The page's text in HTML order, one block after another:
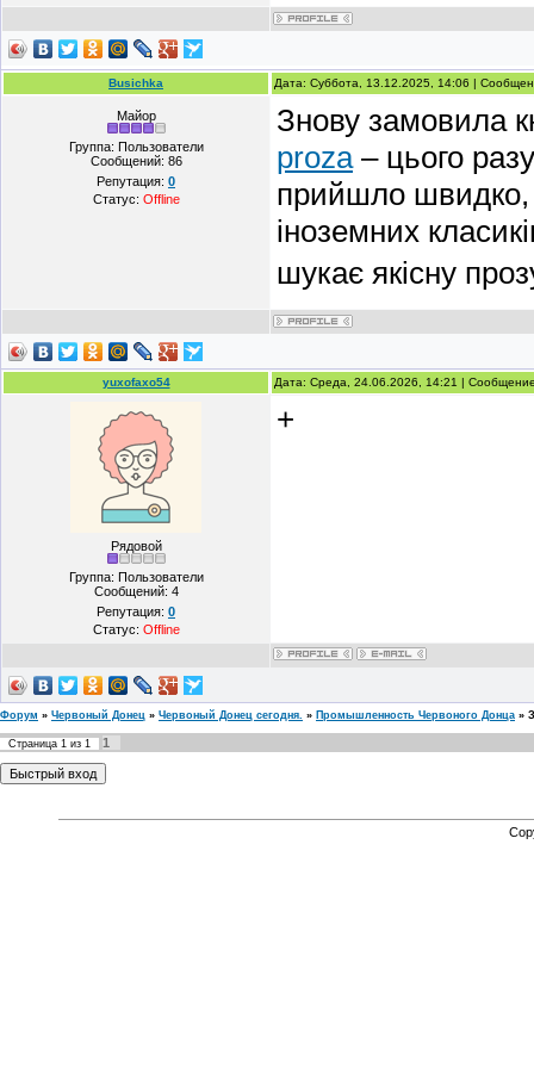
Busichka Дата: Суббота, 13.12.2025, 14:06 |
Майор
Группа: Пользователи
Сообщений: 86
Репутация: 0
Статус: Offline
Знову замовила
proza– цього
прийшло швидко,
іноземних
шукає якісну
yuxofaxo54 Дата: Среда, 24.06.2026, 14:21 |
Рядовой
Группа: Пользователи
Сообщений: 4
Репутация: 0
Статус: Offline
+
Форум » Червоный Донец » Червоный Донец сегодня. » Промышленность Червоного Донца »
Страница 1 из 1 1